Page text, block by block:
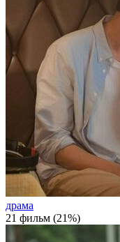
драма
21 фильм (21%)